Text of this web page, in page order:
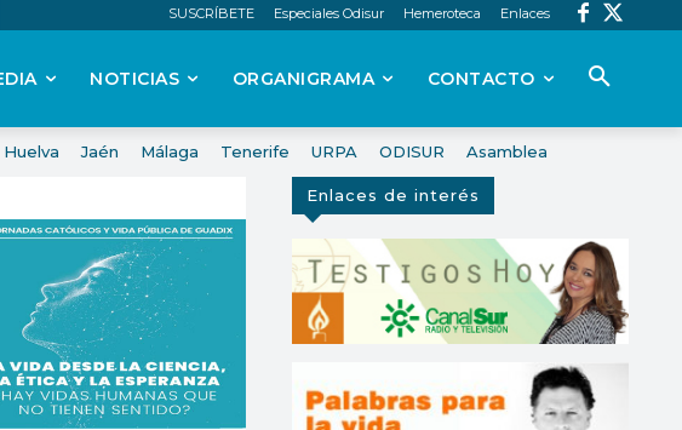
SUSCRÍBETE Especiales Odisur Hemeroteca Enlaces
NOTICIAS ORGANIGRAMA CONTACTO
Huelva Jaén Málaga Tenerife URPA ODISUR Asamblea
Enlaces de interés